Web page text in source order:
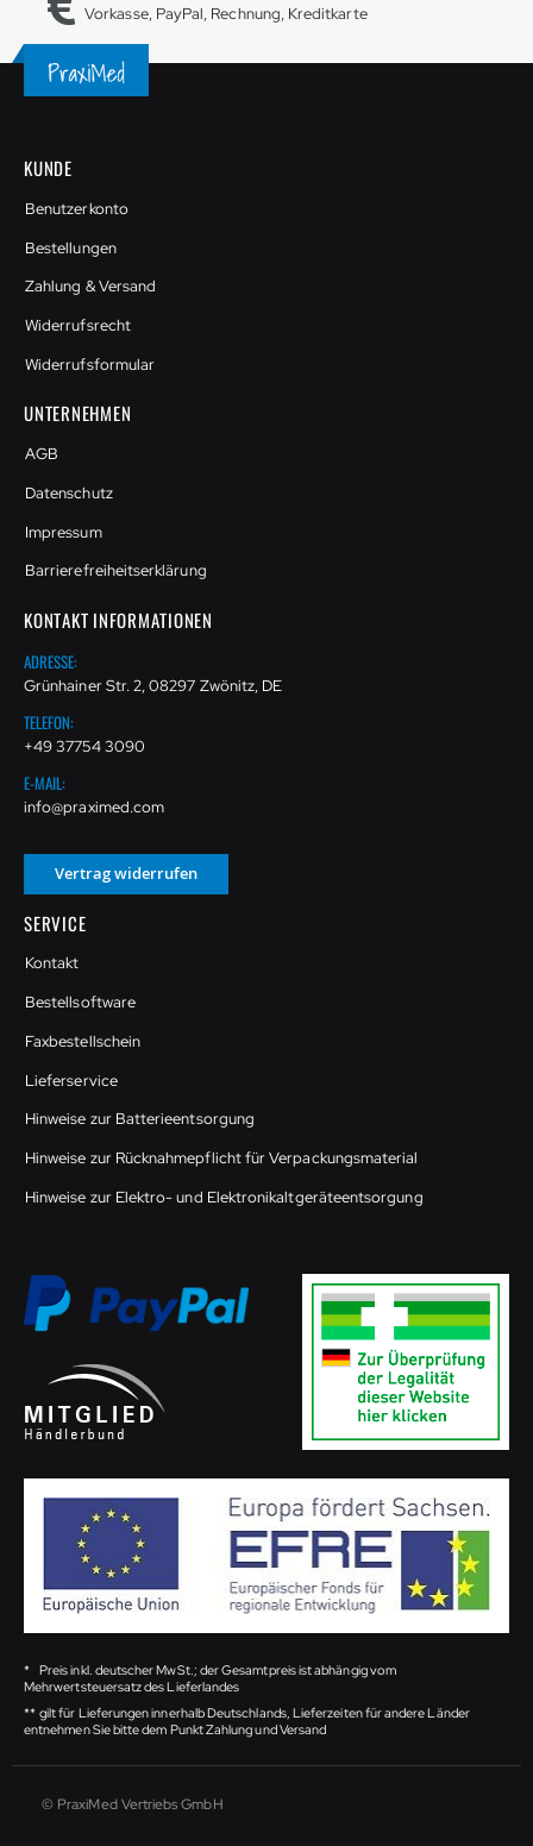
Vorkasse, PayPal, Rechnung, Kreditkarte
KUNDE
Benutzerkonto
Bestellungen
Zahlung & Versand
Widerrufsrecht
Widerrufsformular
UNTERNEHMEN
AGB
Datenschutz
Impressum
Barrierefreiheitserklärung
KONTAKT INFORMATIONEN
ADRESSE:
Grünhainer Str. 2, 08297 Zwönitz, DE
TELEFON:
+49 37754 3090
E-MAIL:
info@praximed.com
Vertrag widerrufen
SERVICE
Kontakt
Bestellsoftware
Faxbestellschein
Lieferservice
Hinweise zur Batterieentsorgung
Hinweise zur Rücknahmepflicht für Verpackungsmaterial
Hinweise zur Elektro- und Elektronikaltgeräteentsorgung
* Preis inkl. deutscher MwSt.; der Gesamtpreis ist abhängig vom
Mehrwertsteuersatz des Lieferlandes
** gilt für Lieferungen innerhalb Deutschlands, Lieferzeiten für andere Länder
entnehmen Sie bitte dem Punkt Zahlung und Versand
© PraxiMed Vertriebs GmbH